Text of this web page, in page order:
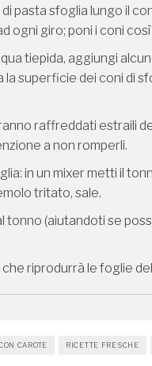
pasta sfoglia lungo il
ogni giro; poni i coni
tiepida, aggiungi
superficie dei coni di
raffreddati estraili
a non romperli.
in un mixer metti il
tritato, sale.
tonno (aiutandoti se
riprodurrà le foglie
CAROTE RICETTE FRESCHE